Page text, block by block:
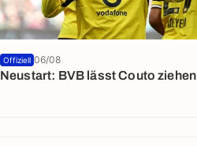
Neustart: BVB lässt Couto ziehen
Offiziell 06/08